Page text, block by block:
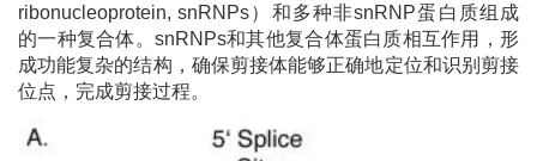
ribonucleoprotein, snRNPs）和多种非snRNP蛋白质组成
的一种复合体。snRNPs和其他复合体蛋白质相互作用，形
成功能复杂的结构，确保剪接体能够正确地定位和识别剪接
位点，完成剪接过程。